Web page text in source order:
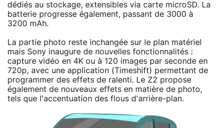
dédiés au stockage, extensibles via carte microSD. La
batterie progresse également, passant de 3000 à
3200 mAh.
La partie photo reste inchangée sur le plan matériel
mais Sony inaugure de nouvelles fonctionnalités :
capture vidéo en 4K ou à 120 images par seconde en
720p, avec une application (Timeshift) permettant de
programmer des effets de ralenti. Le Z2 propose
également de nouveaux effets en matière de photo,
tels que l'accentuation des flous d'arrière-plan.